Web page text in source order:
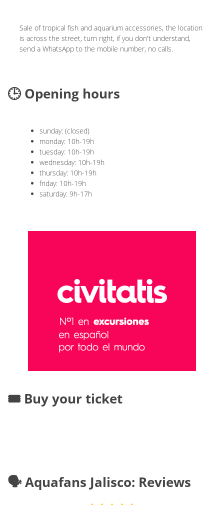
Sale of tropical fish and aquarium accessories, the location
is across the street, turn right, if you don't understand,
send a WhatsApp to the mobile number, no calls.
🕒 Opening hours
sunday: (closed)
monday: 10h-19h
tuesday: 10h-19h
wednesday: 10h-19h
thursday: 10h-19h
friday: 10h-19h
saturday: 9h-17h
🎟️ Buy your ticket
🗣️ Aquafans Jalisco: Reviews